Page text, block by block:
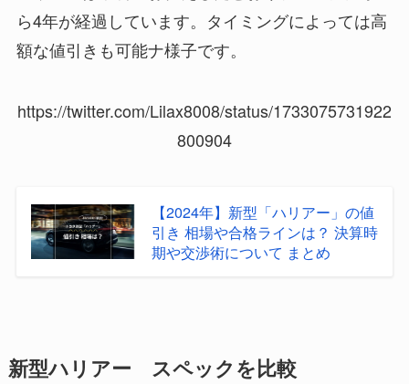
ら4年が経過しています。タイミングによっては高
額な値引きも可能ナ様子です。
https://twitter.com/Lilax8008/status/1733075731922
800904
【2024年】新型「ハリアー」の値
引き 相場や合格ラインは？ 決算時
期や交渉術について まとめ
新型ハリアー スペックを比較